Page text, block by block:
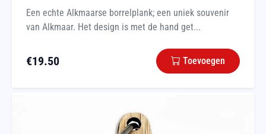
Een echte Alkmaarse borrelplank; een uniek souvenir
van Alkmaar. Het design is met de hand get...
€19.50 Toevoegen